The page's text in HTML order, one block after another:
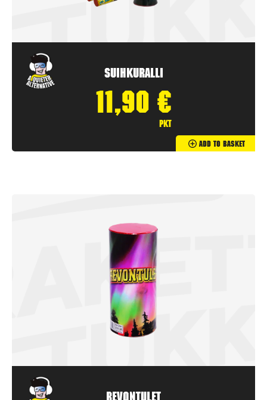
Suihkuralli
11,90 €
pkt
Add To Basket